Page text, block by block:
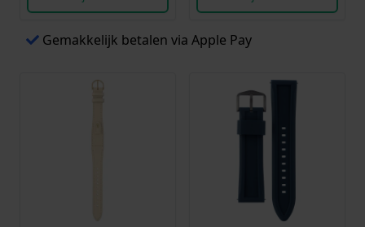
Gemakkelijk betalen via Apple Pay